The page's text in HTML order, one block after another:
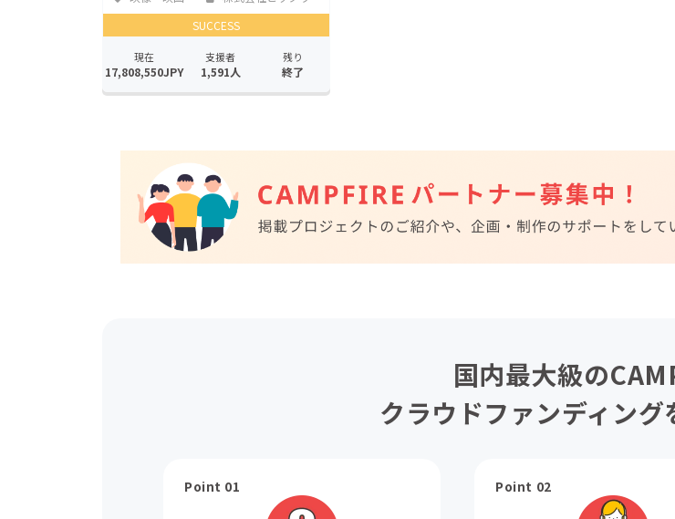
SUCCESS
現在
17,808,550JPY
支援者
1,591人
残り
終了
国内最大級の
クラウドファンディング
Point 01 Point 02